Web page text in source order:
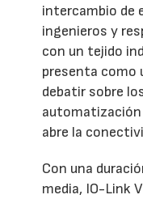
intercambio de
ingenieros y
con un tejido
presenta como
debatir sobre
automatización
abre la
Con una
media, IO-Link